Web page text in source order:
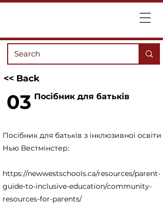
<< Back
03 Посібник для батьків
Посібник для батьків з інклюзивної освіти
Нью Вестмінстер:
https://newwestschools.ca/resources/parent-
guide-to-inclusive-education/community-
resources-for-parents/